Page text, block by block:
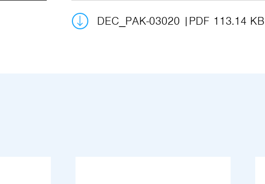
DEC_PAK-03020 PDF 113.14 KB